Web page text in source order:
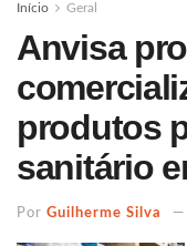
Início Geral
Anvisa
produtos
sanitário
Por Guilherme Silva